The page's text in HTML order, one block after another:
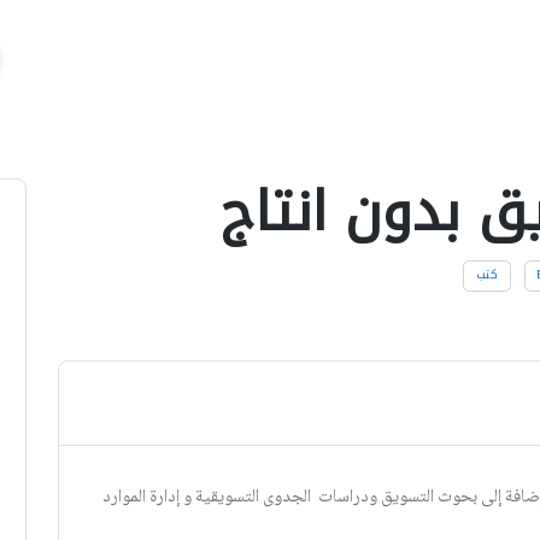
بدون انتاج
كتب
إلى بحوث التسویق ودراسات الجدوى التسویقیة و إدارة الموارد